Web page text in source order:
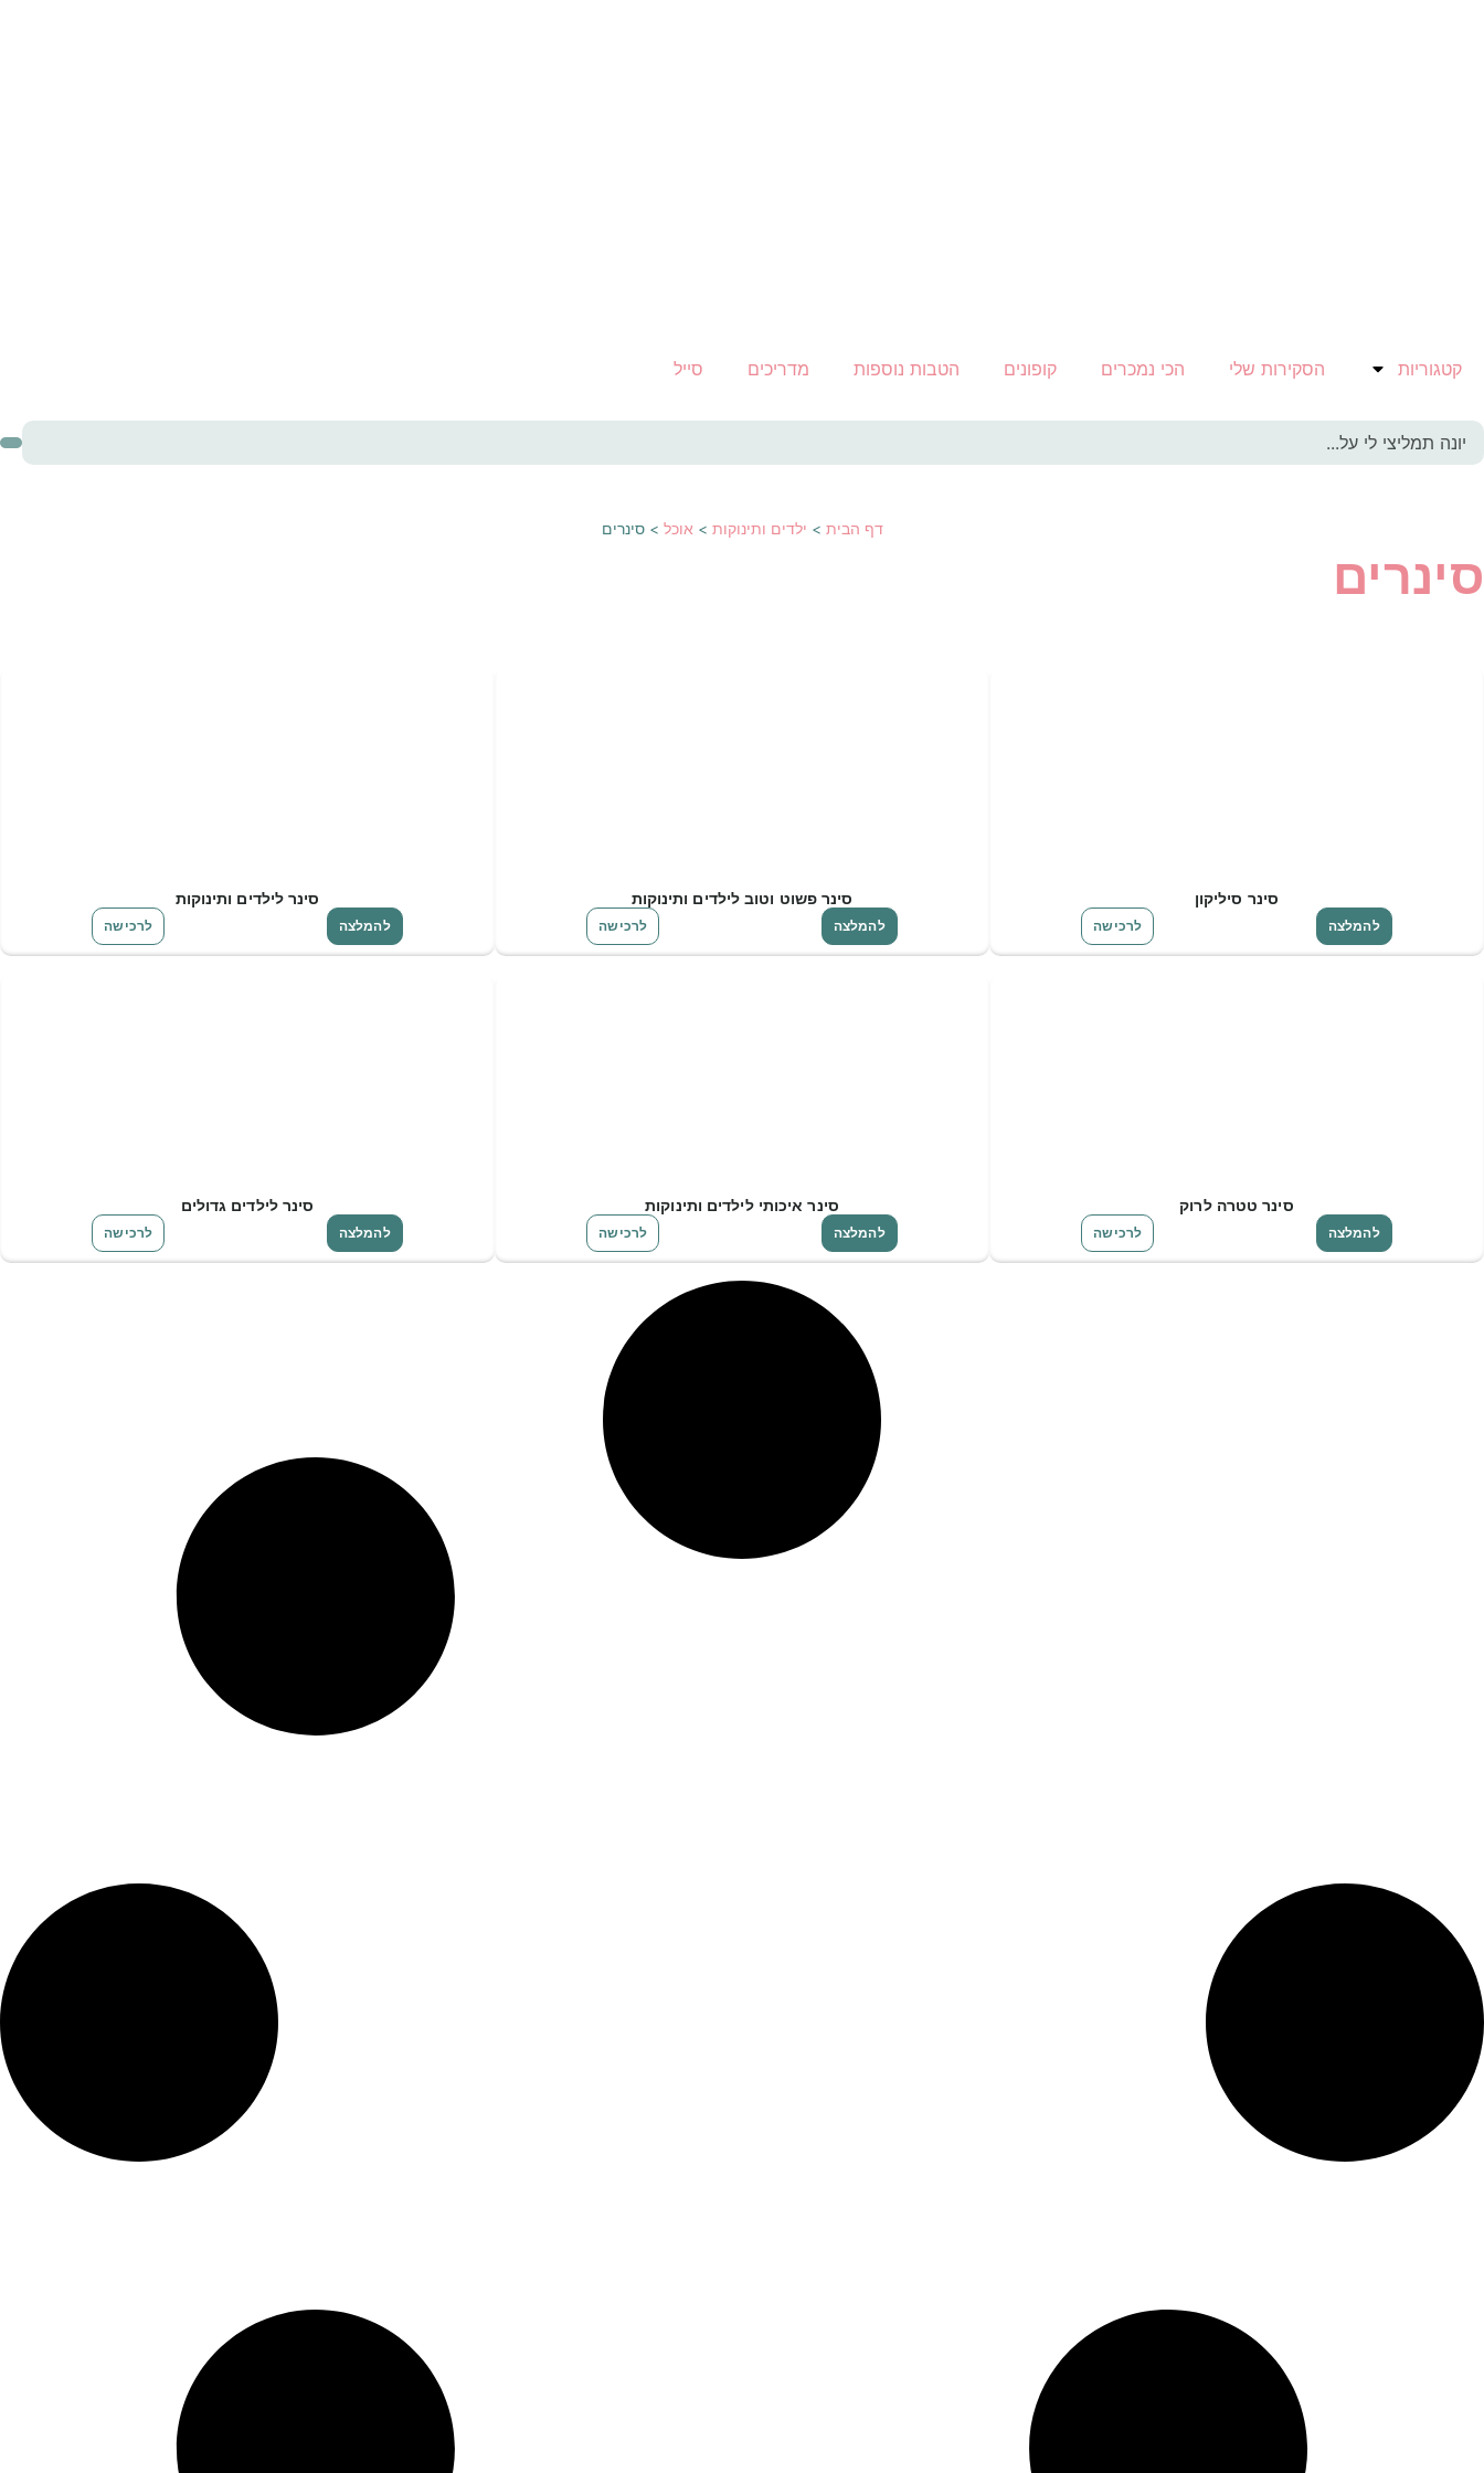
קטגוריות הסקירות שלי הכי נמכרים קופונים הטבות נוספות מדריכים סייל
דף הבית > ילדים ותינוקות > אוכל >סינרים
סינרים
סינר סיליקון
להמלצה לרכישה
סינר פשוט וטוב לילדים ותינוקות
להמלצה לרכישה
סינר לילדים ותינוקות
להמלצה לרכישה
סינר טטרה לרוק
להמלצה לרכישה
סינר איכותי לילדים ותינוקות
להמלצה לרכישה
סינר לילדים גדולים
להמלצה לרכישה